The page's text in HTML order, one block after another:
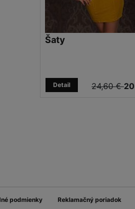
Šaty
24,60 €
Detail
podmienky Reklamačný poriadok